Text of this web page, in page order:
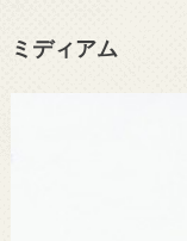
ミディアム